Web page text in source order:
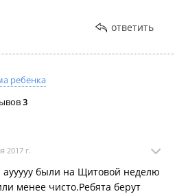
20 минут пешком по пыльной
только № 72, но с других
пересесть, например, на Луговой.
часть пути пройдёт по грунтовке,
или два в год. С грунтовки нужно
И там, и там можно оставить
этого ни в коем случае нельзя,
когда на пляже много народу,
ответить
ребенка
3
2017 г.
были на Щитовой неделю
менее чисто.Ребята берут